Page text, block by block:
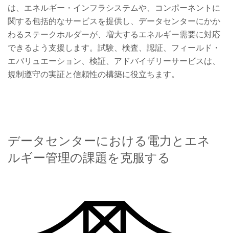
は、エネルギー・インフラシステムや、コンポーネントに
関する包括的なサービスを提供し、データセンターにかか
わるステークホルダーが、増大するエネルギー需要に対応
できるよう支援します。試験、検査、認証、フィールド・
エバリュエーション、検証、アドバイザリーサービスは、
規制遵守の実証と信頼性の構築に役立ちます。
データセンターにおける電力とエネ
ルギー管理の課題を克服する